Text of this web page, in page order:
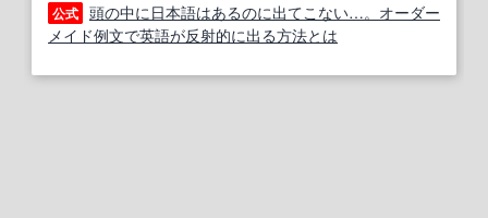
公式 頭の中に日本語はあるのに出てこない…。オーダー
メイド例文で英語が反射的に出る方法とは